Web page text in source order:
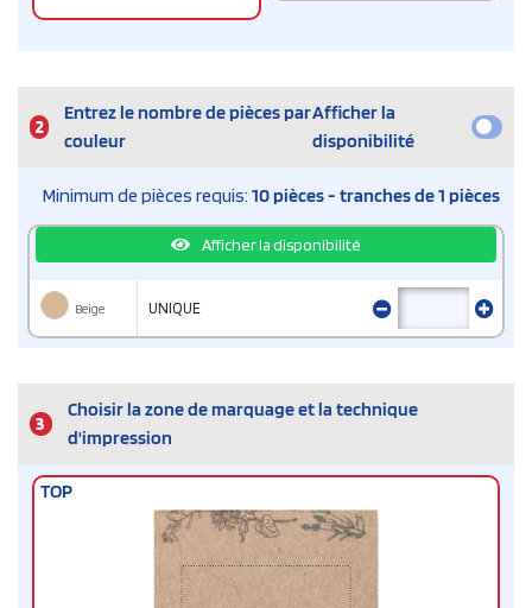
2
Entrez le nombre de pièces par
couleur
Afficher la
disponibilité
Minimum de pièces requis: 10 pièces - tranches de 1 pièces
Afficher la disponibilité
Beige UNIQUE
3
Choisir la zone de marquage et la technique
d'impression
TOP